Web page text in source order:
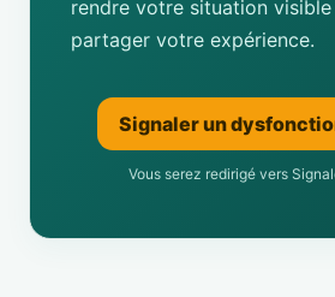
rendre votre situation
partager votre expérience.
Signaler un
Vous serez redirigé vers